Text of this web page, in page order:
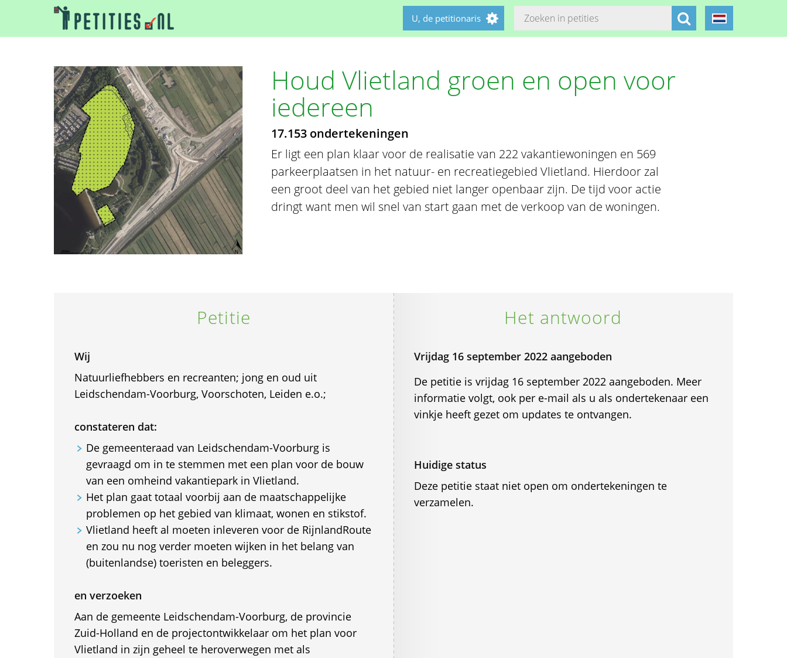
U, de petitionaris
Houd Vlietland groen en open voor
iedereen
17.153 ondertekeningen
Er ligt een plan klaar voor de realisatie van 222 vakantiewoningen en 569
parkeerplaatsen in het natuur- en recreatiegebied Vlietland. Hierdoor zal
een groot deel van het gebied niet langer openbaar zijn. De tijd voor actie
dringt want men wil snel van start gaan met de verkoop van de woningen.
Petitie
Wij
Natuurliefhebbers en recreanten; jong en oud uit
Leidschendam-Voorburg, Voorschoten, Leiden e.o.;
constateren dat:
De gemeenteraad van Leidschendam-Voorburg is
gevraagd om in te stemmen met een plan voor de bouw
van een omheind vakantiepark in Vlietland.
Het plan gaat totaal voorbij aan de maatschappelijke
problemen op het gebied van klimaat, wonen en stikstof.
Vlietland heeft al moeten inleveren voor de RijnlandRoute
en zou nu nog verder moeten wijken in het belang van
(buitenlandse) toeristen en beleggers.
en verzoeken
Aan de gemeente Leidschendam-Voorburg, de provincie
Zuid-Holland en de projectontwikkelaar om het plan voor
Vlietland in zijn geheel te heroverwegen met als
Het antwoord
Vrijdag 16 september 2022 aangeboden
De petitie is vrijdag 16 september 2022 aangeboden. Meer
informatie volgt, ook per e-mail als u als ondertekenaar een
vinkje heeft gezet om updates te ontvangen.
Huidige status
Deze petitie staat niet open om ondertekeningen te
verzamelen.